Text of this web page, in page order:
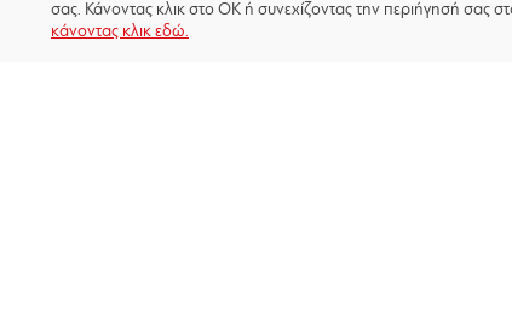
σας. Κάνοντας κλικ στο OK ή συνεχίζοντας την περιήγησή σας
κάνοντας κλικ εδώ.